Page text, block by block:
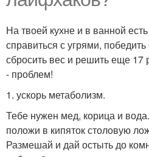
На твоей кухне и в ванной
справиться с угрями,
сбросить вес и решить еще 17
- проблем!
1. ускорь метаболизм.
Тебе нужен мед, корица и
положи в кипяток столовую
Размешай и дай остыть до